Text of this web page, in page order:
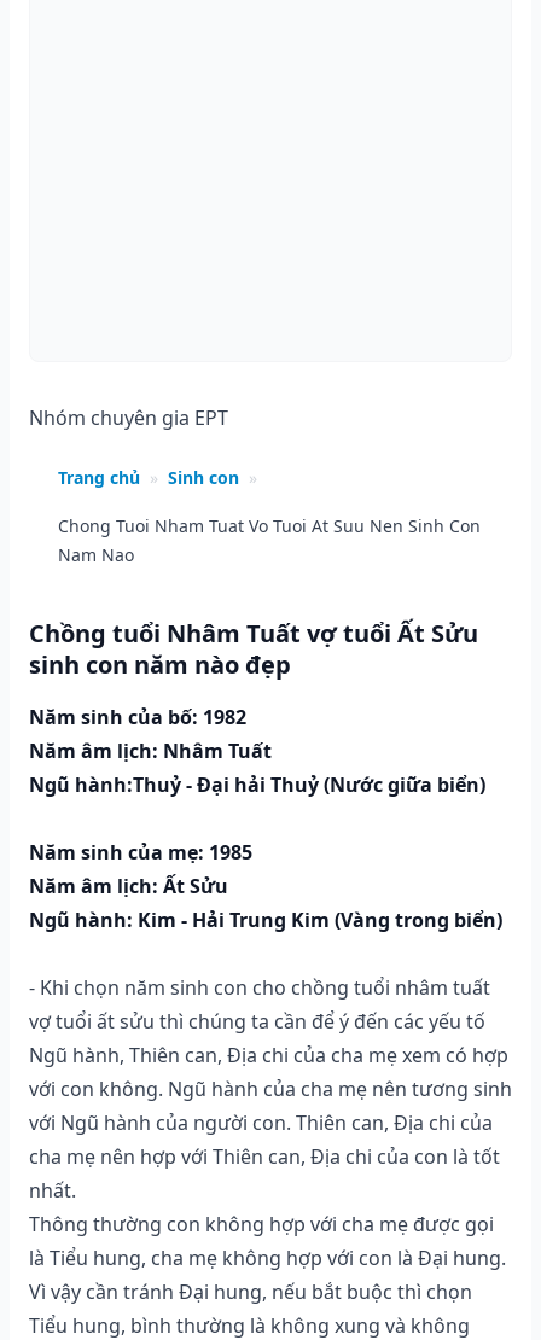
Nhóm chuyên gia EPT
Trang chủ » Sinh con »
Chong Tuoi Nham Tuat Vo Tuoi At Suu Nen Sinh Con
Nam Nao
Chồng tuổi Nhâm Tuất vợ tuổi Ất Sửu
sinh con năm nào đẹp
Năm sinh của bố: 1982
Năm âm lịch: Nhâm Tuất
Ngũ hành:Thuỷ - Đại hải Thuỷ (Nước giữa biển)
Năm sinh của mẹ: 1985
Năm âm lịch: Ất Sửu
Ngũ hành: Kim - Hải Trung Kim (Vàng trong biển)
- Khi chọn năm sinh con cho chồng tuổi nhâm tuất
vợ tuổi ất sửu thì chúng ta cần để ý đến các yếu tố
Ngũ hành, Thiên can, Địa chi của cha mẹ xem có hợp
với con không. Ngũ hành của cha mẹ nên tương sinh
với Ngũ hành của người con. Thiên can, Địa chi của
cha mẹ nên hợp với Thiên can, Địa chi của con là tốt
nhất.
Thông thường con không hợp với cha mẹ được gọi
là Tiểu hung, cha mẹ không hợp với con là Đại hung.
Vì vậy cần tránh Đại hung, nếu bắt buộc thì chọn
Tiểu hung, bình thường là không xung và không